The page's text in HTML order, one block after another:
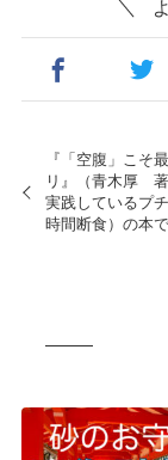
『「空腹」こそ
リ』（青木厚
実践しているプ
時間断食）の本で